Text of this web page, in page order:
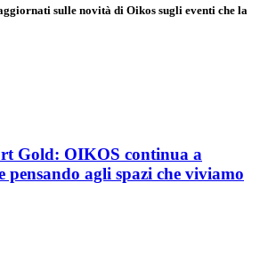
sulle novità di Oikos sugli eventi che la
Gold: OIKOS continua a
pensando agli spazi che viviamo